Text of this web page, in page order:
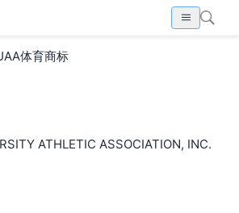
体育商标
ATHLETIC ASSOCIATION, INC.